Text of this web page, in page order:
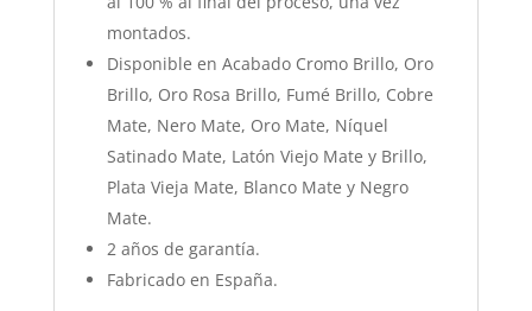
montados.
Disponible en Acabado Cromo Brillo, Oro
Brillo, Oro Rosa Brillo, Fumé Brillo, Cobre
Mate, Nero Mate, Oro Mate, Níquel
Satinado Mate, Latón Viejo Mate y Brillo,
Plata Vieja Mate, Blanco Mate y Negro
Mate.
2 años de garantía.
Fabricado en España.